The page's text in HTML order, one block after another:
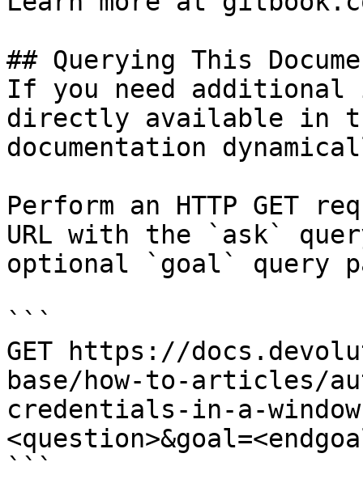
## Querying This
If you need
directly available in
documentation
Perform an HTTP GET
URL with the `ask`
optional `goal` query
```
GET https://
base/how-to-
credentials-in-a-
```